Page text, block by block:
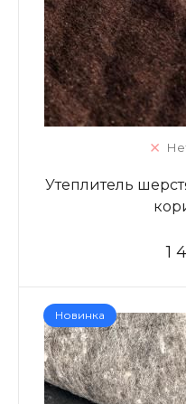
Утеплитель
1
Новинка